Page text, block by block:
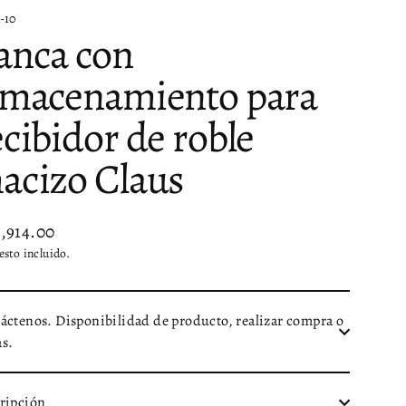
10
con
para
de roble
Claus
incluido.
Disponibilidad de producto, realizar compra o